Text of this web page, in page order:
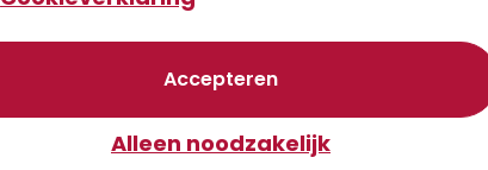
Accepterenvan optionele cookies
Alleen noodzakelijk